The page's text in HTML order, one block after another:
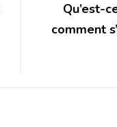
Qu’est-
comment